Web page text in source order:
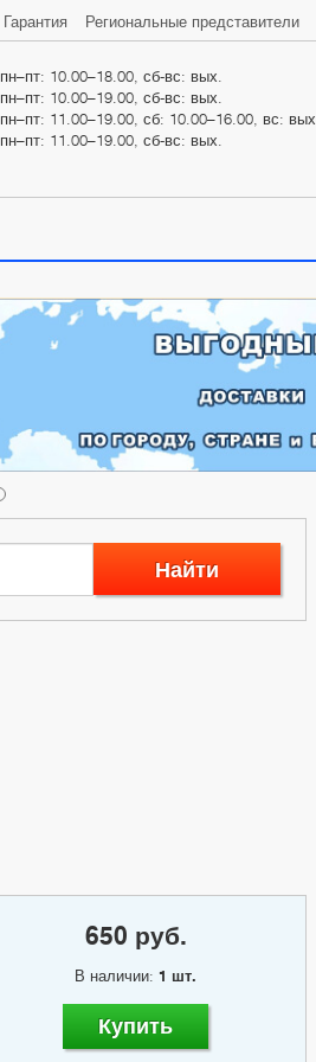
пн–пт: 10.00–18.00, сб-вс: вых.
пн–пт: 10.00–19.00, сб-вс: вых.
пн–пт: 11.00–19.00, сб: 10.00–16.00, вс: вых.
пн–пт: 11.00–19.00, сб-вс: вых.
Гарантия Региональные представители
Найти
650 руб.
В наличии: 1 шт.
Купить